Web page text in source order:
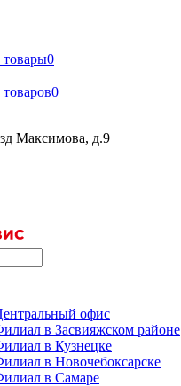
0
0
Максимова, д.9
офис
в Засвияжском районе
в Кузнецке
в Новочебоксарске
в Самаре